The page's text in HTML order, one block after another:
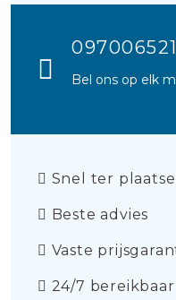
Bel ons op elk
Snel ter
Beste advies
Vaste
24/7 bereikbaar